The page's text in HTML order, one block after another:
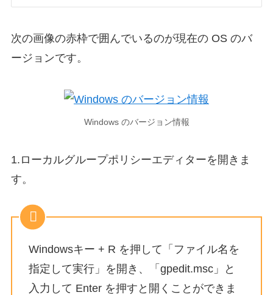
次の画像の赤枠で囲んでいるのが現在の OS のバ
ージョンです。
Windows のバージョン情報
1.ローカルグループポリシーエディターを開きま
す。
Windowsキー + R を押して「ファイル名を
指定して実行」を開き、「gpedit.msc」と
入力して Enter を押すと開くことができま